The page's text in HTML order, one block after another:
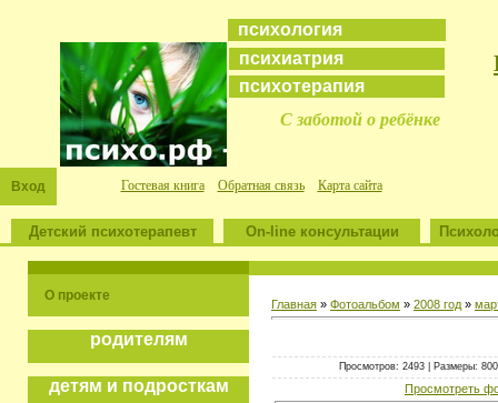
психология
психиатрия
психотерапия
С заботой о ребёнке
Вход Гостевая книга Обратная связь Карта сайта
Детский психотерапевт On-line консультации
О проекте
родителям
детям и подросткам
Главная » Фотоальбом » 2008 год »
Просмотров: 2493 | Размеры:
Просмотреть